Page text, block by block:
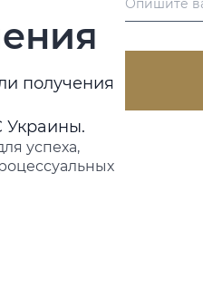
получения
Украины.
успеха,